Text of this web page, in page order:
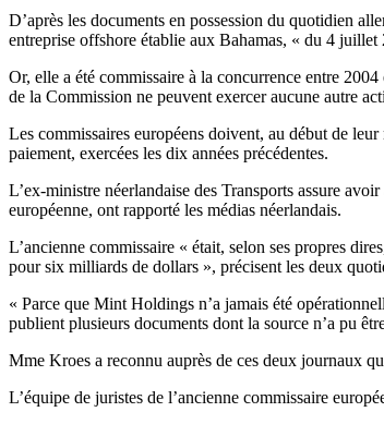
D’après les documents en possession du quotidien
entreprise offshore établie aux Bahamas, « du 4
Or, elle a été commissaire à la concurrence entre
de la Commission ne peuvent exercer aucune autre
Les commissaires européens doivent, au début de
paiement, exercées les dix années précédentes.
L’ex-ministre néerlandaise des Transports assure
européenne, ont rapporté les médias néerlandais.
L’ancienne commissaire « était, selon ses propres
pour six milliards de dollars », précisent les deux
« Parce que Mint Holdings n’a jamais été
publient plusieurs documents dont la source n’a pu
Mme Kroes a reconnu auprès de ces deux journaux
L’équipe de juristes de l’ancienne commissaire